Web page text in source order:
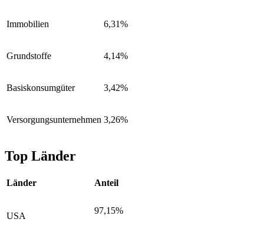
Immobilien 6,31%
Grundstoffe 4,14%
Basiskonsumgüter 3,42%
Versorgungsunternehmen 3,26%
Top Länder
Länder Anteil
USA
97,15%